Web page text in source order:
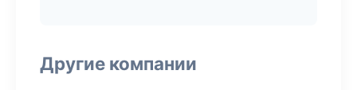
Другие компании